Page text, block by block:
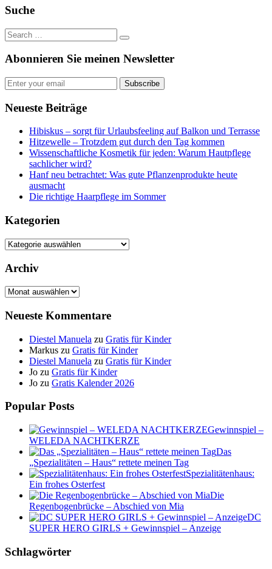
Suche
Abonnieren Sie meinen Newsletter
Subscribe
Neueste Beiträge
Hibiskus – sorgt für Urlaubsfeeling auf Balkon und Terrasse
Hitzewelle – Trotzdem gut durch den Tag kommen
Wissenschaftliche Kosmetik für jeden: Warum Hautpflege
sachlicher wird?
Hanf neu betrachtet: Was gute Pflanzenprodukte heute
ausmacht
Die richtige Haarpflege im Sommer
Kategorien
Kategorien
Archiv
Archiv
Neueste Kommentare
Diestel Manuela zu Gratis für Kinder
Markus zu Gratis für Kinder
Diestel Manuela zu Gratis für Kinder
Jo zu Gratis für Kinder
Jo zu Gratis Kalender 2026
Popular Posts
Gewinnspiel –
WELEDA NACHTKERZE
Das
„Spezialitäten – Haus“ rettete meinen Tag
Spezialitätenhaus:
Ein frohes Osterfest
Die
Regenbogenbrücke – Abschied von Mia
DC
SUPER HERO GIRLS + Gewinnspiel – Anzeige
Schlagwörter